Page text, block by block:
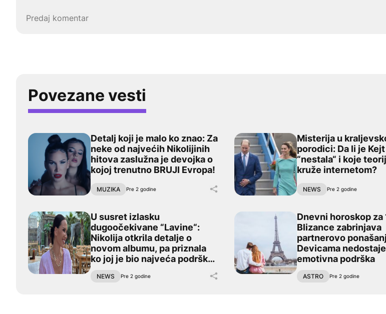
Povezane vesti
Detalj koji je malo ko znao: Za neke od najvećih Nikolijinih hitova zaslužna je devojka o kojoj
Detalj koji je malo ko znao: Za
neke od najvećih Nikolijinih
hitova zaslužna je devojka o
kojoj trenutno BRUJI Evropa!
MUZIKA Pre 2 godine Podeli ovaj članak
Misterija u kraljevskoj porodici: Da li je
Misterija u
porodici: Da li je
“nestala“ i koje
kruže internetom?
NEWS Pre 2 godine
U susret izlasku dugoočekivane “Lavine“: Nikolija otkrila detalje o novom albumu, pa priznala
U susret izlasku
dugoočekivane “Lavine“:
Nikolija otkrila detalje o
novom albumu, pa priznala
ko joj je bio najveća podrška
NEWS Pre 2 godine Podeli ovaj članak
Dnevni horoskop za 12. mart: Blizance
Dnevni horoskop za
Blizance zabrinjava
partnerovo
Devicama nedostaje
emotivna podrška
ASTRO Pre 2 godine